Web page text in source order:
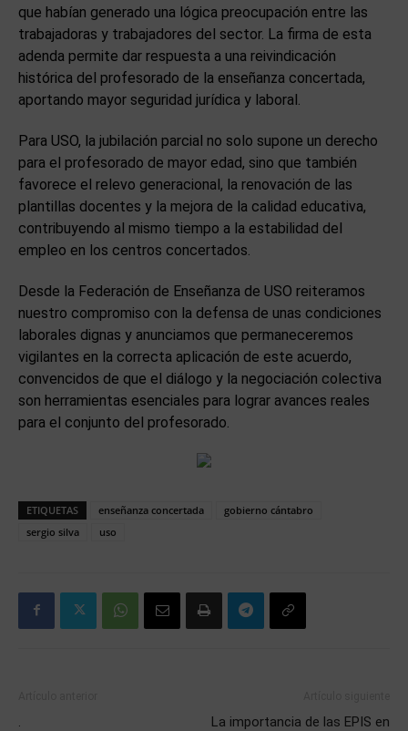
que habían generado una lógica preocupación entre las
trabajadoras y trabajadores del sector. La firma de esta
adenda permite dar respuesta a una reivindicación
histórica del profesorado de la enseñanza concertada,
aportando mayor seguridad jurídica y laboral.
Para USO, la jubilación parcial no solo supone un derecho
para el profesorado de mayor edad, sino que también
favorece el relevo generacional, la renovación de las
plantillas docentes y la mejora de la calidad educativa,
contribuyendo al mismo tiempo a la estabilidad del
empleo en los centros concertados.
Desde la Federación de Enseñanza de USO reiteramos
nuestro compromiso con la defensa de unas condiciones
laborales dignas y anunciamos que permaneceremos
vigilantes en la correcta aplicación de este acuerdo,
convencidos de que el diálogo y la negociación colectiva
son herramientas esenciales para lograr avances reales
para el conjunto del profesorado.
ETIQUETAS enseñanza concertada
gobierno cántabro
sergio silva
uso
.
La importancia de las EPIS en